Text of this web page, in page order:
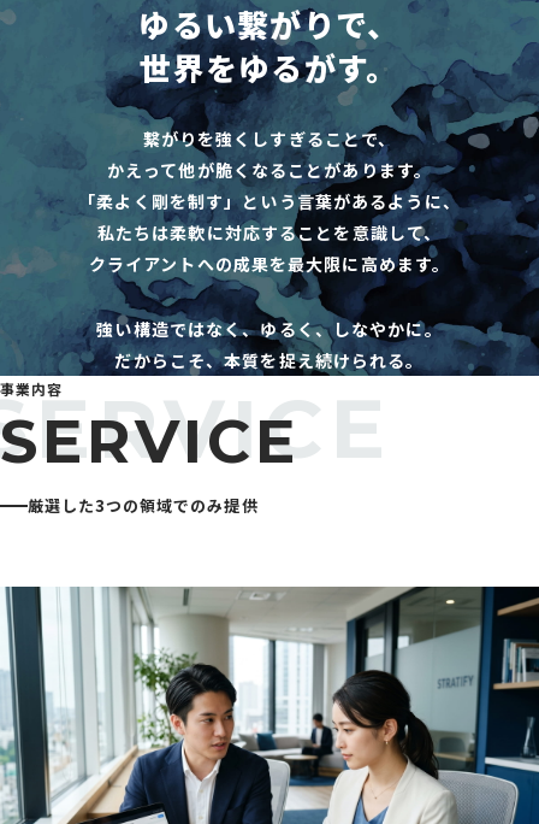
ゆるい繋がりで、
世界をゆるがす。
繋がりを強くしすぎることで、
かえって他が脆くなることがあります。
「柔よく剛を制す」という言葉があるように、
私たちは柔軟に対応することを意識して、
クライアントへの成果を最大限に高めます。
強い構造ではなく、ゆるく、しなやかに。
だからこそ、本質を捉え続けられる。
事業内容
SERVICE
厳選した3つの領域でのみ提供